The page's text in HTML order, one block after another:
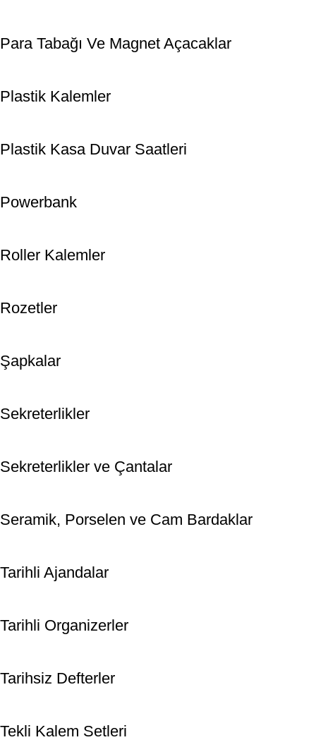
Para Tabağı Ve Magnet Açacaklar
Plastik Kalemler
Plastik Kasa Duvar Saatleri
Powerbank
Roller Kalemler
Rozetler
Şapkalar
Sekreterlikler
Sekreterlikler ve Çantalar
Seramik, Porselen ve Cam Bardaklar
Tarihli Ajandalar
Tarihli Organizerler
Tarihsiz Defterler
Tekli Kalem Setleri